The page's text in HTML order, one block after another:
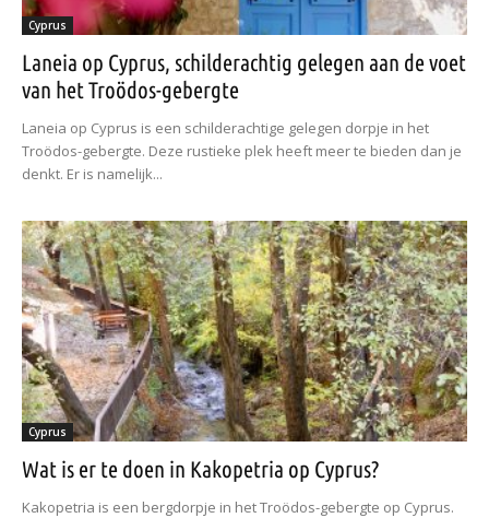
Cyprus
Laneia op Cyprus, schilderachtig gelegen aan de voet
van het Troödos-gebergte
Laneia op Cyprus is een schilderachtige gelegen dorpje in het
Troödos-gebergte. Deze rustieke plek heeft meer te bieden dan je
denkt. Er is namelijk...
Cyprus
Wat is er te doen in Kakopetria op Cyprus?
Kakopetria is een bergdorpje in het Troödos-gebergte op Cyprus.